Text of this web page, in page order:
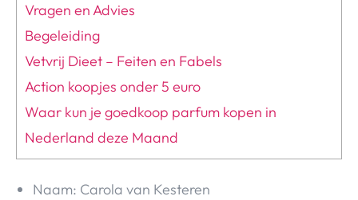
VALERIE'S CHOICE
Food & Drinks Health & Beauty Gadgets
Huis & Tuin
Vragen en Advies
Begeleiding
Vetvrij Dieet – Feiten en Fabels
Action koopjes onder 5 euro
Waar kun je goedkoop parfum kopen in
Nederland deze Maand
Naam: Carola van Kesteren